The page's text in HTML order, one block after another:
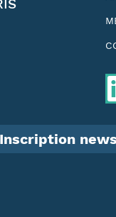
Inscription